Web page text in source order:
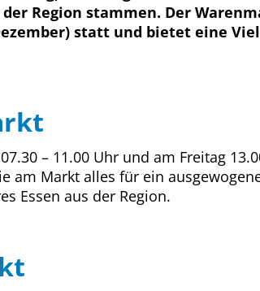
Region stammen. Der
statt und bietet eine
– 11.00 Uhr und am Freitag
am Markt alles für ein
Essen aus der Region.